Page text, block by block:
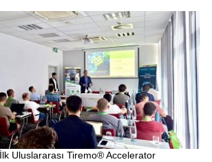
Uluslararası Tiremo® Accelerator